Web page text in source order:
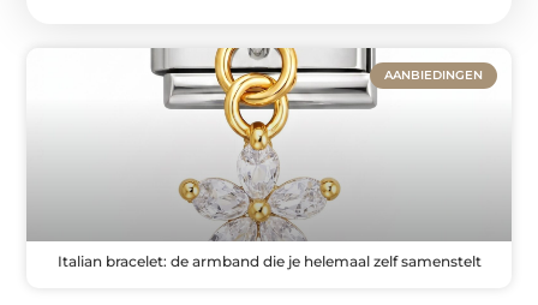
AANBIEDINGEN
Italian bracelet: de armband die je helemaal zelf samenstelt